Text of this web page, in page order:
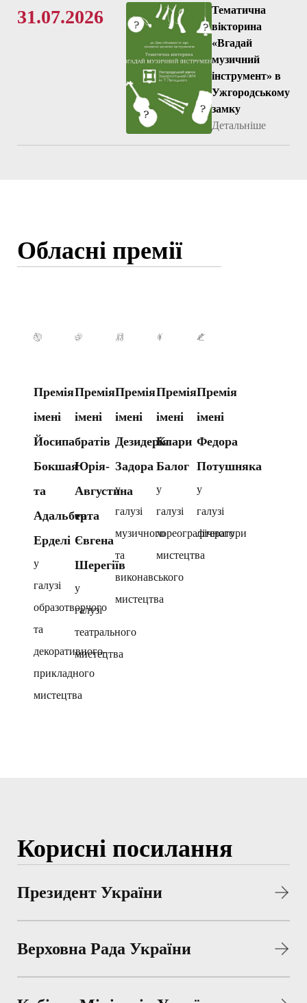
31.07.2026
Тематична
вікторина
«Вгадай
музичний
інструмент» в
Ужгородському
замку
Детальніше
Обласні премії
Премія
імені
Йосипа
Бокшая
та
Адальберта
Ерделі
у
галузі
образотворчого
та
декоративного-
прикладного
мистецтва
Премія
імені
братів
Юрія-
Августина
та
Євгена
Шерегіїв
у
галузі
театрального
мистецтва
Премія
імені
Дезидерія
Задора
у
галузі
музичного
та
виконавського
мистецтва
Премія
імені
Клари
Балог
у
галузі
хореографічного
мистецтва
Премія
імені
Федора
Потушняка
у
галузі
літератури
Корисні посилання
Президент України
Верховна Рада України